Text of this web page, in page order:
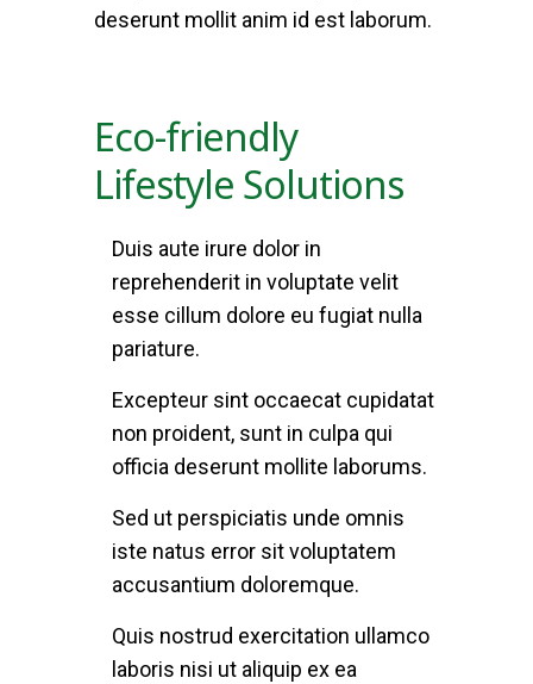
deserunt mollit anim id est laborum.
Eco-friendly
Lifestyle Solutions
Duis aute irure dolor in
reprehenderit in voluptate velit
esse cillum dolore eu fugiat nulla
pariature.
Excepteur sint occaecat cupidatat
non proident, sunt in culpa qui
officia deserunt mollite laborums.
Sed ut perspiciatis unde omnis
iste natus error sit voluptatem
accusantium doloremque.
Quis nostrud exercitation ullamco
laboris nisi ut aliquip ex ea